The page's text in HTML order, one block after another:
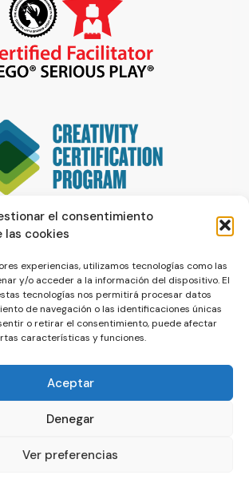
el consentimiento
las cookies
experiencias, utilizamos tecnologías como las
y/o acceder a la información del dispositivo. El
tecnologías nos permitirá procesar datos
de navegación o las identificaciones únicas
o retirar el consentimiento, puede afectar
características y funciones.
Aceptar
Denegar
Ver preferencias
Blog de Paco Prieto